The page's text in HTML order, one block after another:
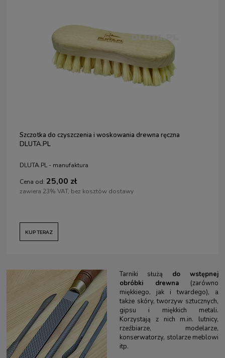
Szczotka do czyszczenia i woskowania drewna ręczna
DLUTA.PL
DLUTA.PL - manufaktura
Cena od: 25,00 zł
zawiera 23% VAT, bez kosztów dostawy
KUP TERAZ
Tarniki służą do wstępnej
obróbki drewna (zarówno
miękkiego, jak i twardego), a
także skóry, tworzyw sztucznych,
gipsu i miękkich metali.
Korzystają z nich m.in. lutnicy,
rzeźbiarze, modelarze,
konserwatorzy, stolarze meblowi
itp.